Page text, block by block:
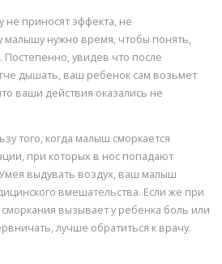
не приносят эффекта, не
малышу нужно время, чтобы понять,
Постепенно, увидев что после
дышать, ваш ребенок сам возьмет
ваши действия оказались не
того, когда малыш сморкается
при которых в нос попадают
выдувать воздух, ваш малыш
вмешательства. Если же при
вызывает у ребенка боль или
лучше обратиться к врачу.